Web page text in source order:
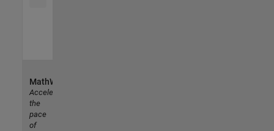
MathWorks
Accelerating
the
pace
of